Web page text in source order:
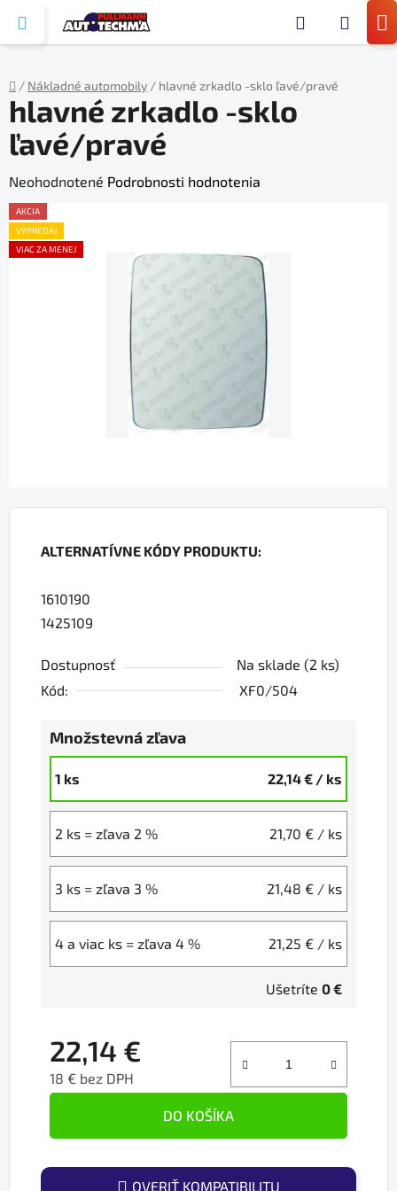
obsah
Domov
/ Nákladné automobily / hlavné zrkadlo -sklo ľavé/pravé
ALTERNATÍVNE KÓDY PRODUKTU:
1610190
1425109
Dostupnosť Na sklade (2 ks)
Kód:
XF0/504
Množstevná zľava
1 ks 22,14 € / ks
2 ks = zľava 2 % 21,70 € / ks
3 ks = zľava 3 % 21,48 € / ks
4 a viac ks = zľava 4 % 21,25 € / ks
Ušetríte 0 €
22,14 €
18 € bez DPH
DO KOŠÍKA
OVERIŤ KOMPATIBILITU
hlavné zrkadlo -sklo
ľavé/pravé
Priemerné
hodnotenie
produktu
je
Neohodnotené Podrobnosti hodnotenia
AKCIA
VÝPREDAJ
VIAC ZA MENEJ